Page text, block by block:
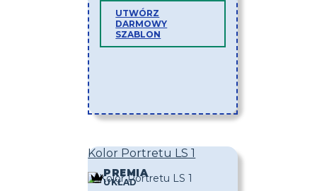
UTWÓRZ
DARMOWY
SZABLON
Kolor Portretu LS 1
PREMIA
UKŁAD